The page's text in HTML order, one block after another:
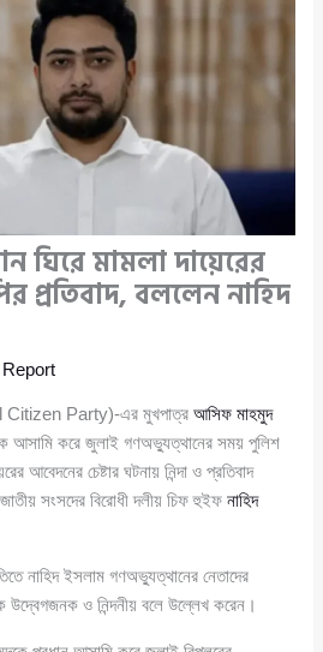
ঘিরে মামলা দায়েরের
প্রতিবাদ, বললেন নাহিদ
Party)-এর মুখপাত্রআসিফ মাহমুদ
করে জুলাই গণঅভ্যুত্থানের সময় পুলিশ
আবেদনের চেষ্টার ঘটনায় নিন্দা ও প্রতিবাদ
সংসদের বিরোধী দলীয় চিফ হুইফনাহিদ
নাহিদ ইসলাম গণঅভ্যুত্থানের নেতাদের
উদ্বেগজনক ও নিন্দনীয় বলে উল্লেখ করেন।